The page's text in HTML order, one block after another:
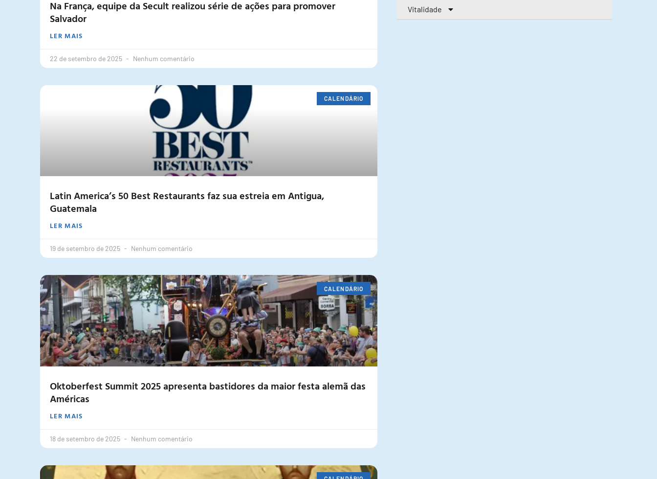
Na França, equipe da Secult realizou série de ações para promover
Salvador
LER MAIS
22 de setembro de 2025 Nenhum comentário
CALENDÁRIO
Latin America’s 50 Best Restaurants faz sua estreia em Antigua,
Guatemala
LER MAIS
19 de setembro de 2025 Nenhum comentário
CALENDÁRIO
Oktoberfest Summit 2025 apresenta bastidores da maior festa alemã das
Américas
LER MAIS
18 de setembro de 2025 Nenhum comentário
Vitalidade